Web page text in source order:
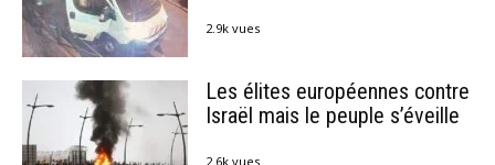
2.9k vues
Les élites européennes contre
Israël mais le peuple s’éveille
2.6k vues